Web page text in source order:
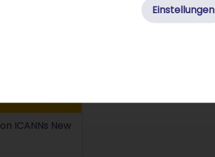
Einstellungen
ebenso
ICANNs New